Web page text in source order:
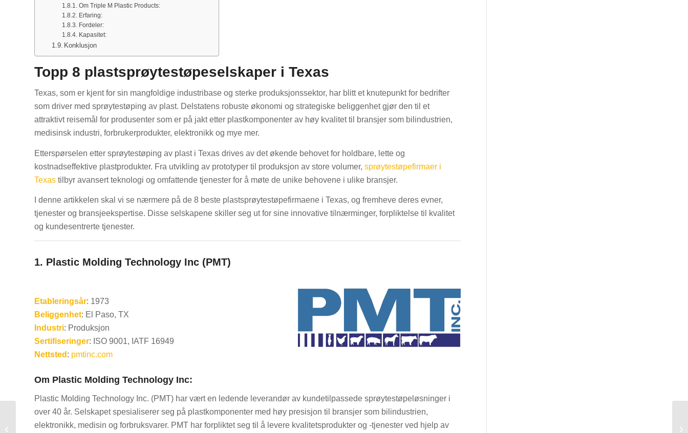
Om Triple M Plastic Products:
Erfaring:
Fordeler:
Kapasitet:
Konklusjon
Topp 8 plastsprøytestøpeselskaper i Texas
Texas, som er kjent for sin mangfoldige industribase og sterke produksjonssektor, har blitt et knutepunkt for bedrifter
som driver med sprøytestøping av plast. Delstatens robuste økonomi og strategiske beliggenhet gjør den til et
attraktivt reisemål for produsenter som er på jakt etter plastkomponenter av høy kvalitet til bransjer som bilindustrien,
medisinsk industri, forbrukerprodukter, elektronikk og mye mer.
Etterspørselen etter sprøytestøping av plast i Texas drives av det økende behovet for holdbare, lette og
kostnadseffektive plastprodukter. Fra utvikling av prototyper til produksjon av store volumer, sprøytestøpefirmaer i
Texas tilbyr avansert teknologi og omfattende tjenester for å møte de unike behovene i ulike bransjer.
I denne artikkelen skal vi se nærmere på de 8 beste plastsprøytestøpefirmaene i Texas, og fremheve deres evner,
tjenester og bransjeekspertise. Disse selskapene skiller seg ut for sine innovative tilnærminger, forpliktelse til kvalitet
og kundesentrerte tjenester.
1. Plastic Molding Technology Inc (PMT)
Etableringsår: 1973
Beliggenhet: El Paso, TX
Industri: Produksjon
Sertifiseringer: ISO 9001, IATF 16949
Nettsted : pmtinc.com
Om Plastic Molding Technology Inc:
Plastic Molding Technology Inc. (PMT) har vært en ledende leverandør av kundetilpassede sprøytestøpeløsninger i
over 40 år. Selskapet spesialiserer seg på plastkomponenter med høy presisjon til bransjer som bilindustrien,
elektronikk, medisin og forbruksvarer. PMT har forpliktet seg til å levere kvalitetsprodukter og -tjenester ved hjelp av
sprøytestøpeselskaper i